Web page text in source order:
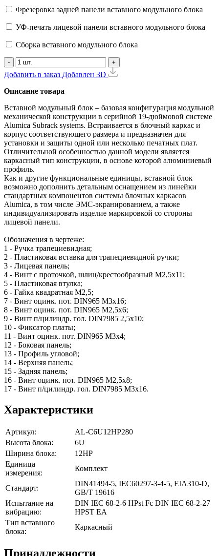
Фрезеровка задней панели вставного модульного блока
УФ-печать лицевой панели вставного модульного блока
Сборка вставного модульного блока
- +
Добавить в заказ Добавлен 3D
Описание товара
Вставной модульный блок – базовая конфигурация модульной
механической конструкции в серийной 19-дюймовой системе
Alumica Subrack systems. Встраивается в блочный каркас и
корпус соответствующего размера и предназначен для
установки и защиты одной или несколько печатных плат.
Отличительной особенностью данной модели является
каркасный тип конструкции, в основе которой алюминиевый
профиль.
Как и другие функциональные единицы, вставной блок
возможно дополнить детальным оснащением из линейки
стандартных компонентов системы блочных каркасов
Alumicа, в том числе ЭМС-экранированием, а также
индивидуализировать изделие маркировкой со стороны
лицевой панели.
Обозначения в чертеже:
1 - Ручка трапециевидная;
2 - Пластиковая вставка для трапециевидной ручки;
3 - Лицевая панель;
4 - Винт с проточкой, шлиц/крестообразный М2,5х11;
5 - Пластиковая втулка;
6 - Гайка квадратная М2,5;
7 - Винт оцинк. пот. DIN965 М3х16;
8 - Винт оцинк. пот. DIN965 M2,5х6;
9 - Винт п/цилиндр. гол. DIN7985 2,5х10;
10 - Фиксатор платы;
11 - Винт оцинк. пот. DIN965 М3х4;
12 - Боковая панель;
13 - Профиль угловой;
14 - Верхняя панель;
15 - Задняя панель;
16 - Винт оцинк. пот. DIN965 М2,5х8;
17 - Винт п/цилиндр. гол. DIN7985 M3х16.
Характеристики
Артикул:
AL-C6U12HP280
Высота блока:
6U
Ширина блока:
12HP
Единица
измерения:
Комплект
Стандарт:
DIN41494-5, IEC60297-3-4-5, EIA310-D,
GB/T 19616
Испытание на
вибрацию:
DIN IEC 68-2-6 HPst Fc DIN IEC 68-2-27
HPST EA
Тип вставного
блока:
Каркасный
Принадлежности